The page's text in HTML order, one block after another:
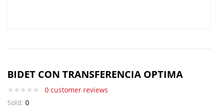
BIDET CON TRANSFERENCIA OPTIMA
0 customer reviews
Sold: 0